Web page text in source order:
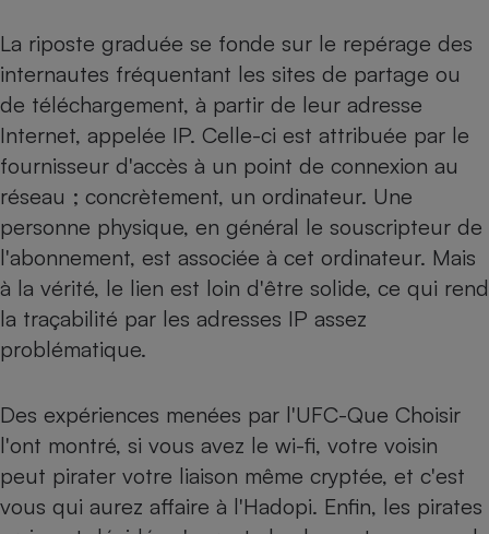
La riposte graduée se fonde sur le repérage des
internautes fréquentant les sites de partage ou
de téléchargement, à partir de leur adresse
Internet, appelée IP. Celle-ci est attribuée par le
fournisseur d'accès à un point de connexion au
réseau ; concrètement, un ordinateur. Une
personne physique, en général le souscripteur de
l'abonnement, est associée à cet ordinateur. Mais
à la vérité, le lien est loin d'être solide, ce qui rend
la traçabilité par les adresses IP assez
problématique.
Des expériences menées par l'UFC-Que Choisir
l'ont montré, si vous avez le wi-fi, votre voisin
peut pirater votre liaison même cryptée, et c'est
vous qui aurez affaire à l'Hadopi. Enfin, les pirates